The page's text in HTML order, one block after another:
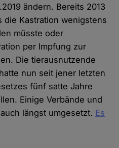
ändern. Bereits 2013
Kastration wenigstens
müsste oder
per Impfung zur
Die tierausnutzende
nun seit jener letzten
fünf satte Jahre
Einige Verbände und
längst umgesetzt. Es